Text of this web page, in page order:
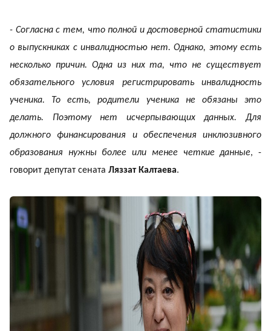
- Согласна с тем, что полной и достоверной статистики
о выпускниках с инвалидностью нет. Однако, этому есть
несколько причин. Одна из них та, что не существует
обязательного условия регистрировать инвалидность
ученика. То есть, родители ученика не обязаны это
делать. Поэтому нет исчерпывающих данных. Для
должного финансирования и обеспечения инклюзивного
образования нужны более или менее четкие данные, -
говорит депутат сената Ляззат Калтаева.